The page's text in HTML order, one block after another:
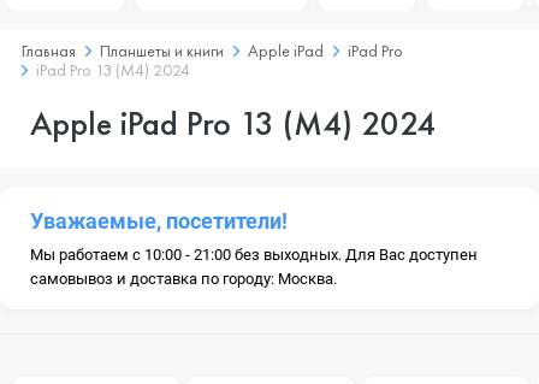
Главная Планшеты и книги Apple iPad
iPad Pro
iPad Pro 13 (M4) 2024
Apple iPad Pro 13 (M4) 2024
Уважаемые, посетители!
Мы работаем с 10:00 - 21:00 без выходных. Для Вас доступен
самовывоз и доставка по городу: Москва.